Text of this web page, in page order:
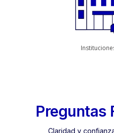
Preguntas
Claridad y